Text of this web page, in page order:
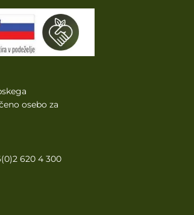
osebo za
620 4 300